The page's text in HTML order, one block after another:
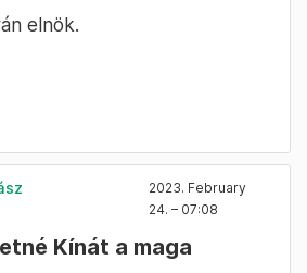
elnök.
2023. February
24. – 07:08
Kínát a maga